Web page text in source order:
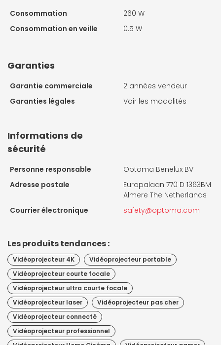
Consommation
260 W
Consommation en veille
0.5 W
Garanties
Garantie commerciale
2 années vendeur
Garanties légales
Voir les modalités
Informations de
sécurité
Personne responsable
Optoma Benelux BV
Adresse postale
Europalaan 770 D 1363BM
Almere The Netherlands
Courrier électronique
safety@optoma.com
Les produits tendances :
Vidéoprojecteur 4K
Vidéoprojecteur portable
Vidéoprojecteur courte focale
Vidéoprojecteur ultra courte focale
Vidéoprojecteur laser
Vidéoprojecteur pas cher
Vidéoprojecteur connecté
Vidéoprojecteur professionnel